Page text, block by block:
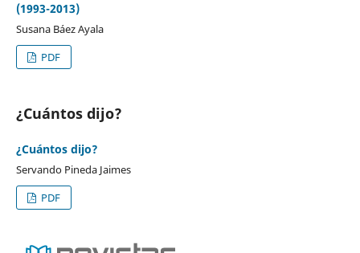
(1993-2013)
Susana Báez Ayala
PDF
¿Cuántos dijo?
¿Cuántos dijo?
Servando Pineda Jaimes
PDF